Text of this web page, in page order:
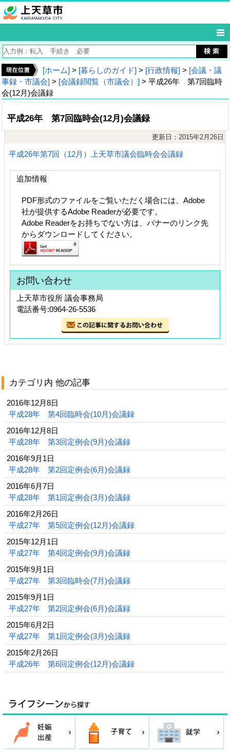
[ホーム] > [暮らしのガイド] > [行政情報] > [会議・議
事録・市議会] > [会議録閲覧（市議会）] > 平成26年 第7回臨時
会(12月)会議録
平成26年 第7回臨時会(12月)会議録
更新日：2015年2月26日
平成26年第7回（12月）上天草市議会臨時会会議録
追加情報
PDF形式のファイルをご覧いただく場合には、Adobe
社が提供するAdobe Readerが必要です。
Adobe Readerをお持ちでない方は、バナーのリンク先
からダウンロードしてください。
お問い合わせ
上天草市役所 議会事務局
電話番号:0964-26-5536
カテゴリ内 他の記事
2016年12月8日
平成28年 第4回臨時会(10月)会議録
2016年12月8日
平成28年 第3回定例会(9月)会議録
2016年9月1日
平成28年 第2回定例会(6月)会議録
2016年6月7日
平成28年 第1回定例会(3月)会議録
2016年2月26日
平成27年 第5回定例会(12月)会議録
2015年12月1日
平成27年 第4回定例会(9月)会議録
2015年9月1日
平成27年 第3回臨時会(7月)会議録
2015年9月1日
平成27年 第2回定例会(6月)会議録
2015年6月2日
平成27年 第1回定例会(3月)会議録
2015年2月26日
平成26年 第6回定例会(12月)会議録